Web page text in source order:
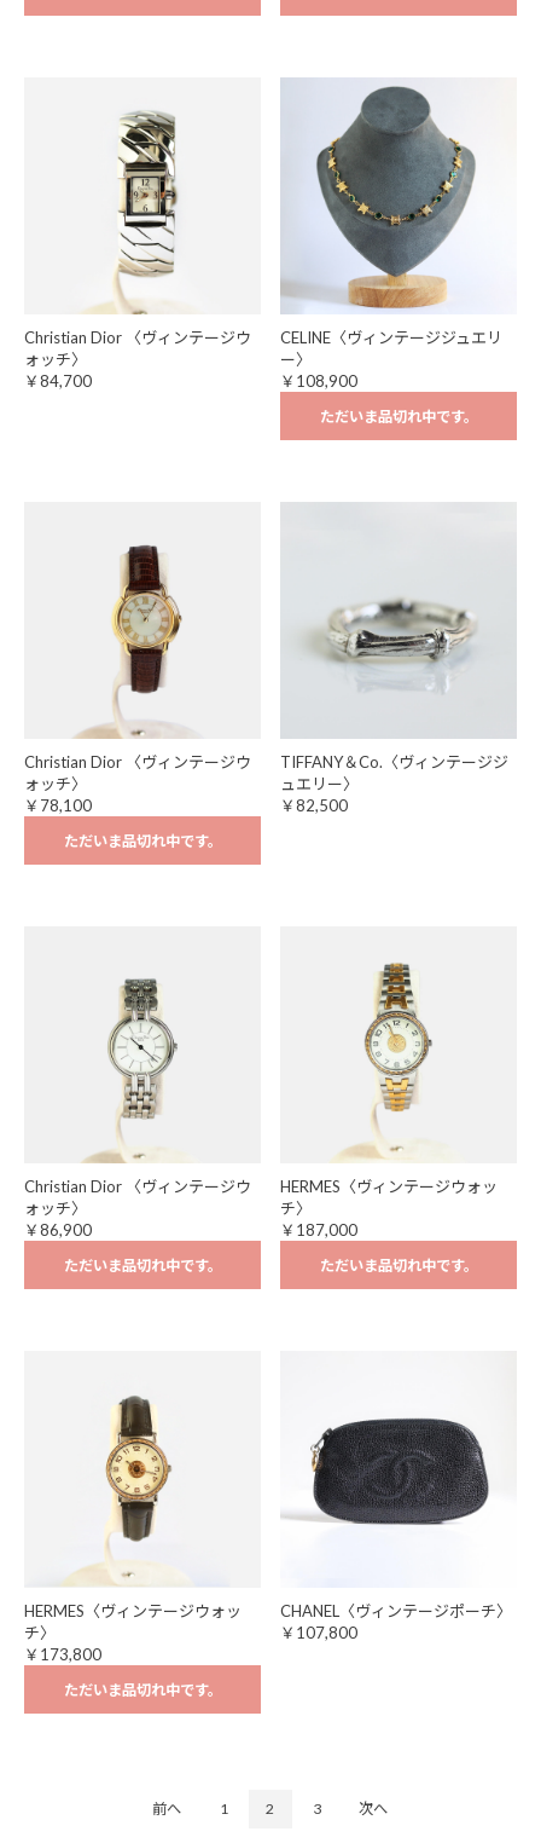
Christian Dior 〈ヴィンテージウ
ォッチ〉
￥84,700
CELINE〈ヴィンテージジュエリ
ー〉
￥108,900
ただいま品切れ中です。
Christian Dior 〈ヴィンテージウ
ォッチ〉
￥78,100
ただいま品切れ中です。
TIFFANY＆Co.〈ヴィンテージジ
ュエリー〉
￥82,500
Christian Dior 〈ヴィンテージウ
ォッチ〉
￥86,900
ただいま品切れ中です。
HERMES〈ヴィンテージウォッ
チ〉
￥187,000
ただいま品切れ中です。
HERMES〈ヴィンテージウォッ
チ〉
￥173,800
ただいま品切れ中です。
CHANEL〈ヴィンテージポーチ〉
￥107,800
前へ 1 2 3 次へ